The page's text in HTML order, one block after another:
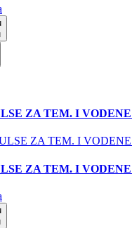
ZA TEM. I VODENE
ZA TEM. I VODENE